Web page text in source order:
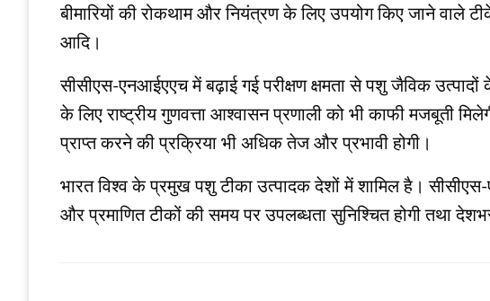
बीमारियों की रोकथाम और नियंत्रण के लिए उपयोग किए जाने
आदि।
सीसीएस-एनआईएएच में बढ़ाई गई परीक्षण क्षमता से पशु जैविक
के लिए राष्ट्रीय गुणवत्ता आश्वासन प्रणाली को भी काफी मजबूती
प्राप्त करने की प्रक्रिया भी अधिक तेज और प्रभावी होगी।
भारत विश्व के प्रमुख पशु टीका उत्पादक देशों में शामिल है। सीसीएस-
और प्रमाणित टीकों की समय पर उपलब्धता सुनिश्चित होगी तथा